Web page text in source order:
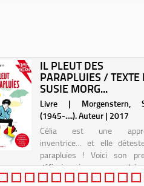
IL PLEUT DES
PARAPLUIES / TEXTE
SUSIE MORG...
Livre | Morgenstern,
(1945-....). Auteur | 2017
Célia est une
inventrice… et elle
parapluies ! Voici son
défi : imaginer un parapluie
manche. Ce texte a été